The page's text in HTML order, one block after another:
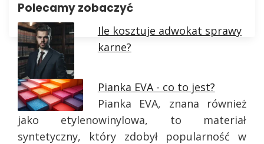
Polecamy zobaczyć
Ile kosztuje adwokat sprawy
karne?
Pianka EVA - co to jest?
Pianka EVA, znana również
jako etylenowinylowa, to materiał
syntetyczny, który zdobył popularność w